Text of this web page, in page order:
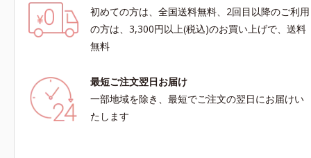
初めての方は、全国送料無料、2回目以降のご利用
の方は、3,300円以上(税込)のお買い上げで、送料
無料
最短ご注文翌日お届け
一部地域を除き、最短でご注文の翌日にお届けい
たします